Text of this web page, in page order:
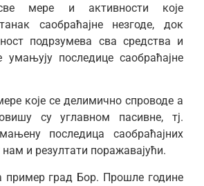
мере и активности које
саобраћајне незгоде, док
подрзумева сва средства и
умањују последице саобраћајне
које се делимично спроводе а
су углавном пасивне, тј.
последица саобраћајних
нам и резултати поражавајући.
пример град Бор. Прошле године